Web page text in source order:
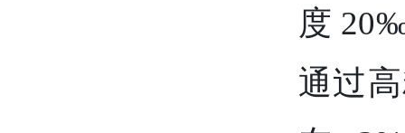
度
通过